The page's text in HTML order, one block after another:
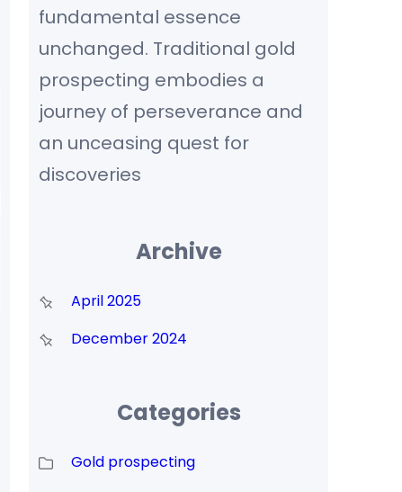
fundamental essence
unchanged. Traditional gold
prospecting embodies a
journey of perseverance and
an unceasing quest for
discoveries
Archive
April 2025
December 2024
Categories
Gold prospecting